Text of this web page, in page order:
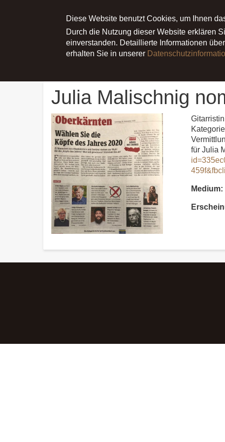
Diese Website benutzt Cookies, um Ihnen
Durch die Nutzung dieser Website erklären
einverstanden. Detaillierte Informationen
erhalten Sie in unserer
Main menu
ÜBER JULIA NEWS
Startseite Pressespiegel Julia Malischnig
Julia Malischnig
für Julia
Medium